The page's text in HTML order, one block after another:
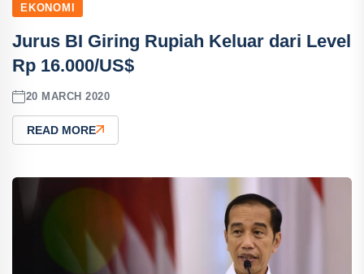
EKONOMI
Jurus BI Giring Rupiah Keluar dari Level
Rp 16.000/US$
20 MARCH 2020
READ MORE